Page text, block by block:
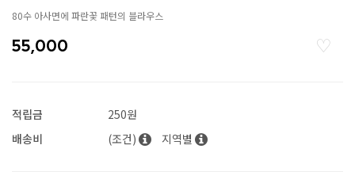
80수 아사면에 파란꽃 패턴의 블라우스
55,000
적립금
250원
배송비
(조건) 지역별